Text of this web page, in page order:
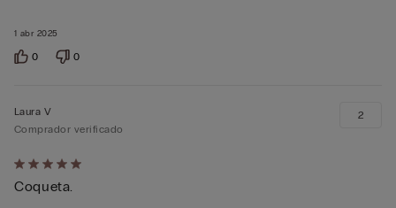
1 abr 2025
0 0
Calificación
de
Laura V
Comprador verificado
Coqueta.
2